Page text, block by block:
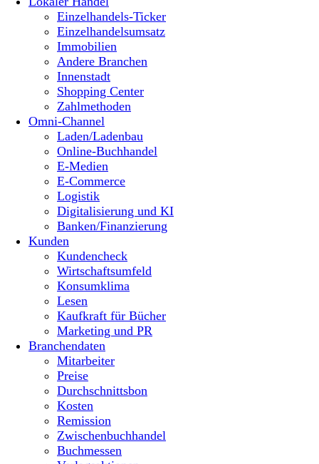
Einzelhandels-Ticker
Einzelhandelsumsatz
Immobilien
Andere Branchen
Innenstadt
Shopping Center
Zahlmethoden
Omni-Channel
Laden/Ladenbau
Online-Buchhandel
E-Medien
E-Commerce
Logistik
Digitalisierung und KI
Banken/Finanzierung
Kunden
Kundencheck
Wirtschaftsumfeld
Konsumklima
Lesen
Kaufkraft für Bücher
Marketing und PR
Branchendaten
Mitarbeiter
Preise
Durchschnittsbon
Kosten
Remission
Zwischenbuchhandel
Buchmessen